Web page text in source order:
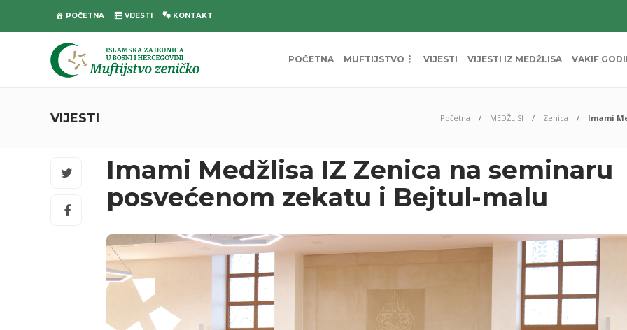
POČETNA VIJESTI KONTAKT
POČETNA MUFTIJSTVO VIJESTI VIJESTI IZ MEDŽLISA VAKIF
VIJESTI Početna MEDŽLISI Zenica Imami
Imami Medžlisa IZ Zenica na seminaru
posvećenom zekatu i Bejtul-malu